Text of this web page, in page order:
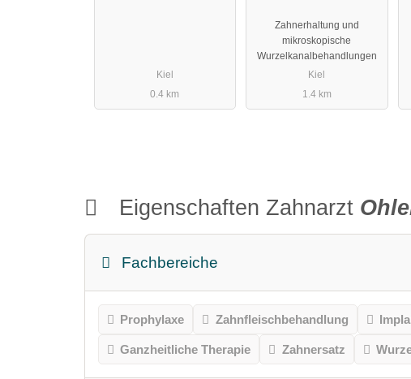
Kiel
0.4 km
Christofzik
Zahnerhaltung und
mikroskopische
Wurzelkanalbehandlungen
Kiel
1.4 km
Eigenschaften Zahnarzt
Fachbereiche
Prophylaxe Zahnfleischbehandlung
Ganzheitliche Therapie Zahnersatz